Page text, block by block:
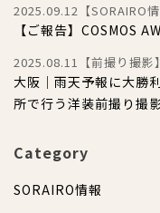
2025.09.12【SORAIRO情
【ご報告】COSMOS
2025.08.11【前撮り撮影】
大阪｜雨天予報に大勝
所で行う洋装前撮り撮
Category
SORAIRO情報